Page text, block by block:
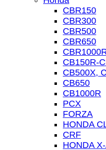
CBR150
CBR300
CBR500
CBR650
CB150R-
CB500X,
CB650
CB1000R
PCX
FORZA
HONDA
CRF
HONDA